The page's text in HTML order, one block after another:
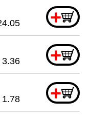
+
+
3.36
+
1.78